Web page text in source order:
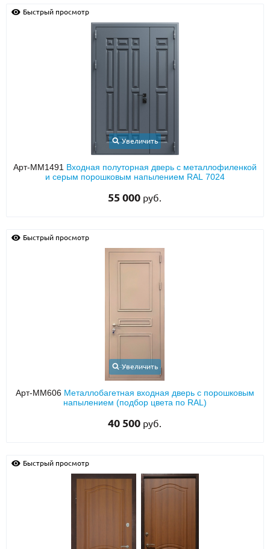
Быстрый просмотр
Увеличить
Арт-ММ1491 Входная полуторная дверь с металлофиленкой
и серым порошковым напылением RAL 7024
55 000 руб.
Быстрый просмотр
Увеличить
Арт-ММ606 Металлобагетная входная дверь с порошковым
напылением (подбор цвета по RAL)
40 500 руб.
Быстрый просмотр